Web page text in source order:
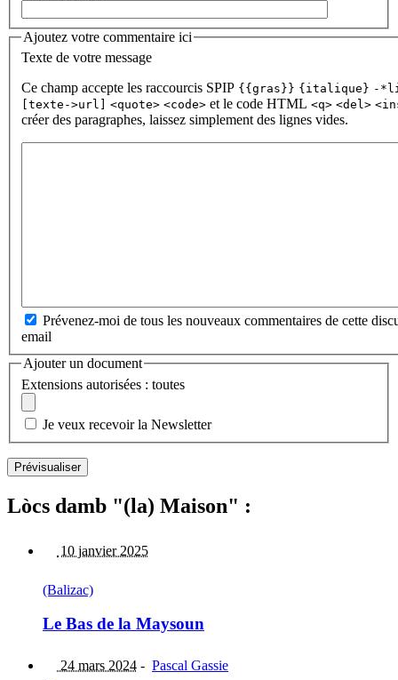
Ajoutez votre commentaire ici
Texte de votre message
Ce champ accepte les raccourcis SPIP {{gras}} {italique} -
[texte->url]
<quote> <code> et le code HTML <q> <del>
créer des paragraphes, laissez simplement des lignes vides.
Prévenez-moi de tous les nouveaux commentaires de cette
email
Ajouter un document
Extensions autorisées : toutes
Je veux recevoir la Newsletter
Lòcs damb "(la) Maison" :
10 janvier 2025
(Balizac)
Le Bas de la Maysoun
24 mars 2024 - Pascal Gassie